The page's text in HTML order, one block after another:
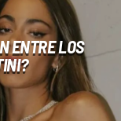
ENTRE LOS